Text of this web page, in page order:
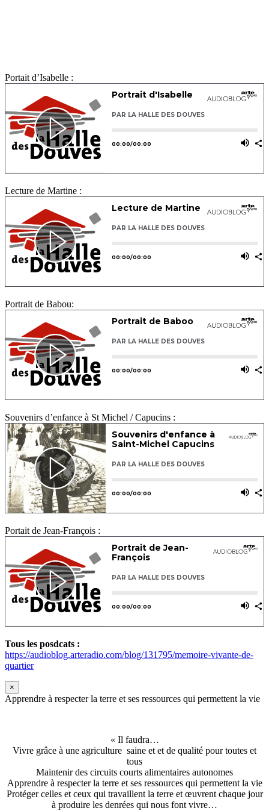
Portait d’Isabelle :
Lecture de Martine :
Portrait de Babou:
Souvenirs d’enfance à St Michel / Capucins :
Portait de Jean-François :
Tous les posdcats :
https://audioblog.arteradio.com/blog/131795/memoire-vivante-de-
quartier
×
Apprendre à respecter la terre et ses ressources qui permettent la vie
« Il faudra…
Vivre grâce à une agriculture saine et et de qualité pour toutes et
tous
Maintenir des circuits courts alimentaires autonomes
Apprendre à respecter la terre et ses ressources qui permettent la vie
Protéger celles et ceux qui travaillent la terre et œuvrent chaque jour
à produire les denrées qui nous font vivre…